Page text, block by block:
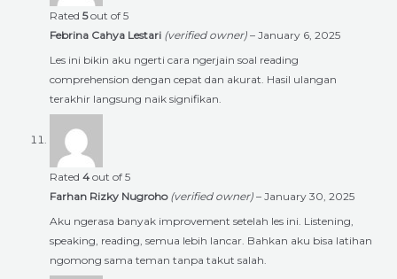
Rated 5out of 5
Febrina Cahya Lestari (verified owner) – January 6, 2025
Les ini bikin aku ngerti cara ngerjain soal reading
comprehension dengan cepat dan akurat. Hasil ulangan
terakhir langsung naik signifikan.
Rated 4 out of 5
Farhan Rizky Nugroho (verified owner) – January 30, 2025
Aku ngerasa banyak improvement setelah les ini. Listening,
speaking, reading, semua lebih lancar. Bahkan aku bisa latihan
ngomong sama teman tanpa takut salah.